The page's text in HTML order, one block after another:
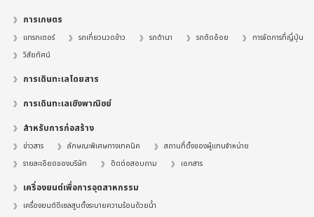
การเกษตร
แทรกเตอร์ รถเกี่ยวนวดข้าว รถดำนา รถตัดอ้อย
การจัดการที่ญี่ปุ่น
วิสัยทัศน์
การเดินทะเลโดยสาร
การเดินทะเลเชิงพาณิชย์
สำหรับการก่อสร้าง
ข่าวสาร ลักษณะพิเศษทางเทคนิค
สถานที่ตั้งของผู้แทนจำหน่าย
รายละเอียดของบริษัท
ติดต่อสอบถาม เอกสาร
เครื่องยนต์เพื่อการอุตสาหกรรม
เครื่องยนต์ดีเซลสูบตั้งระบายความร้อนด้วยน้ำ